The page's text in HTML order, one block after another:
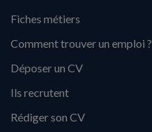
Fiches métiers
Comment trouver un emploi ?
Déposer un CV
Ils recrutent
Rédiger son CV